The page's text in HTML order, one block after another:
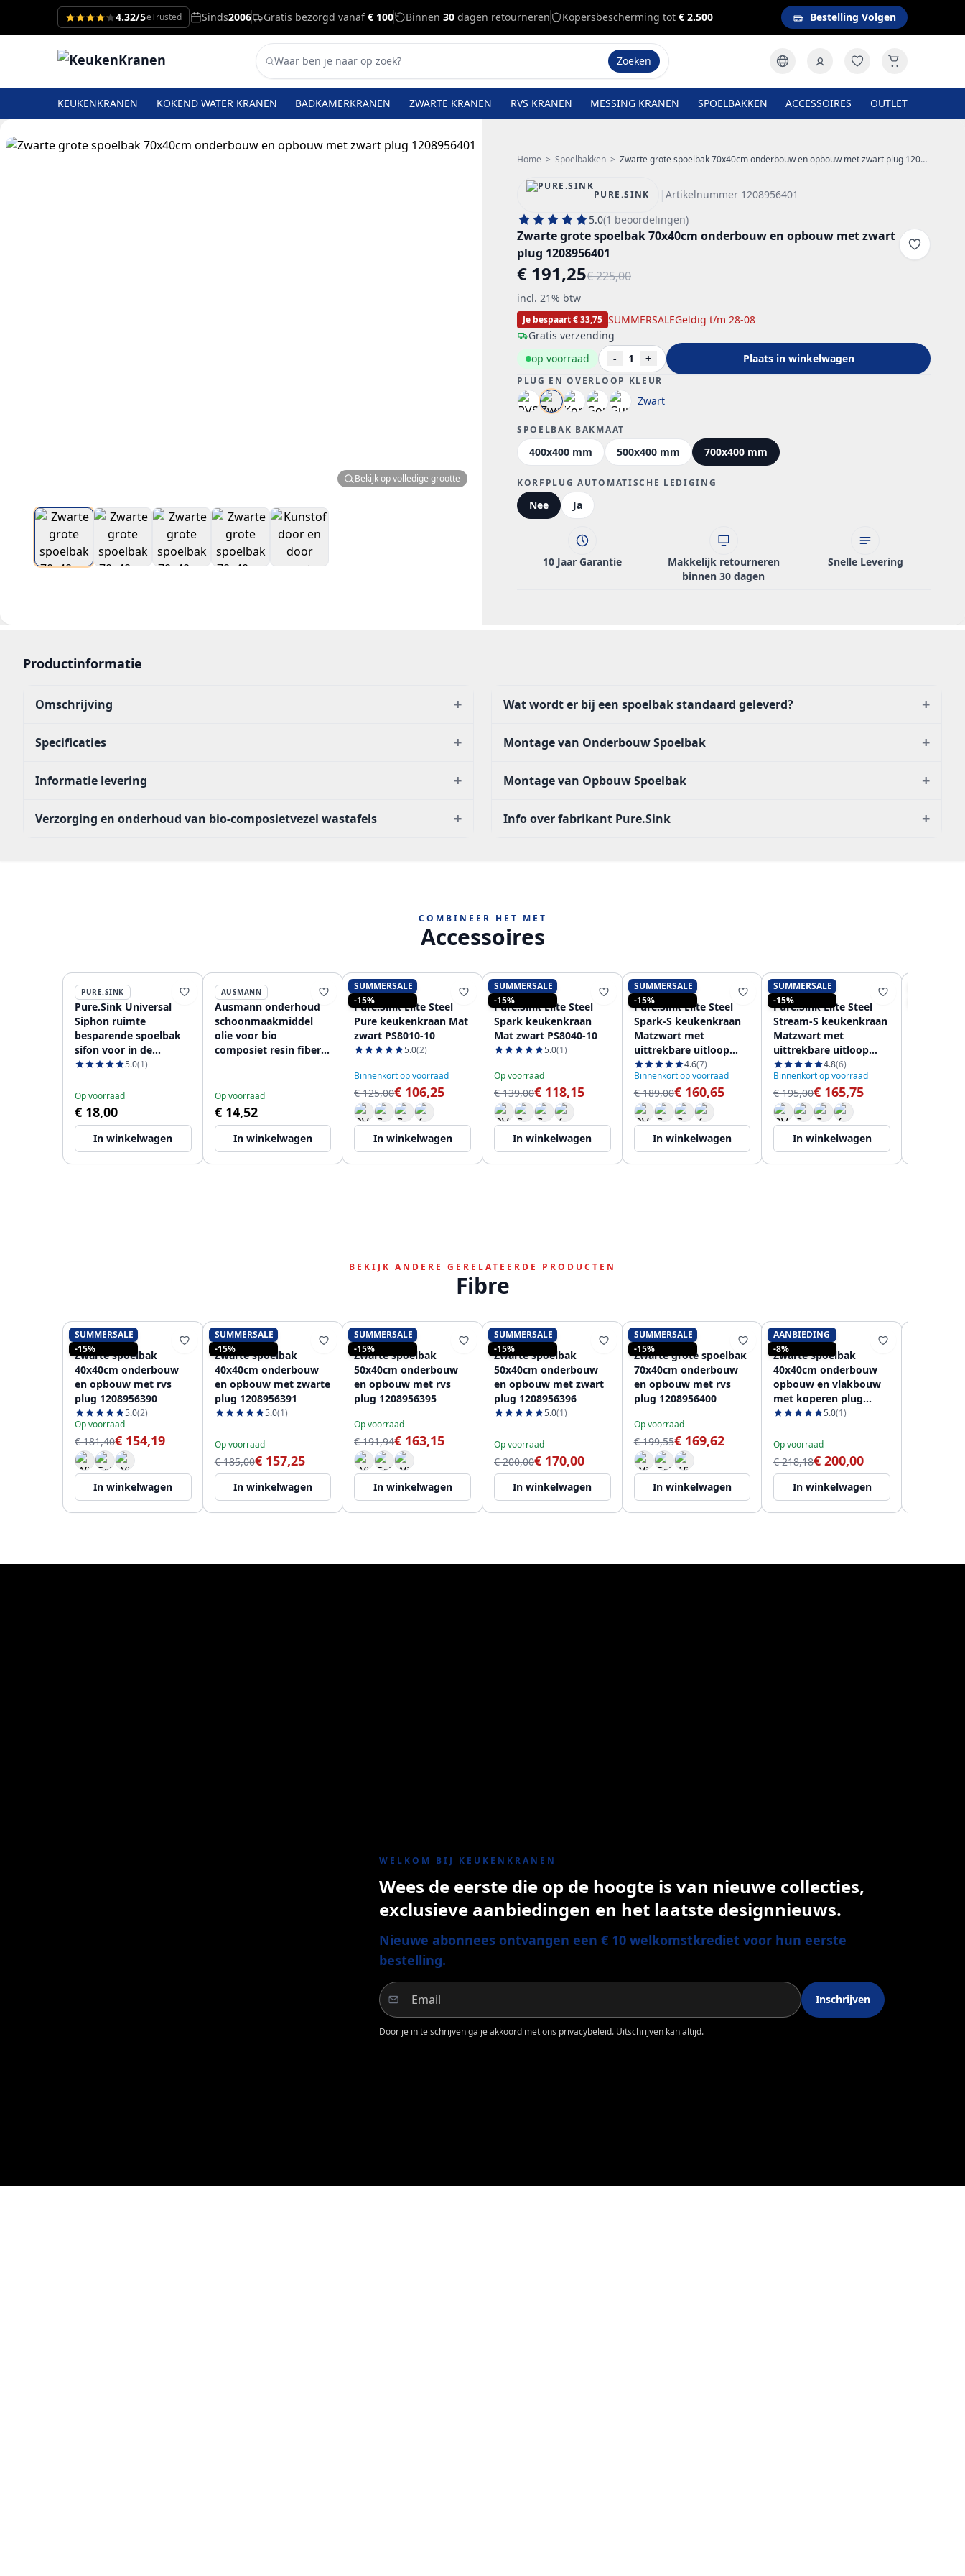
4.32/5eTrusted Sinds2006 Gratis bezorgd vanaf€ 100 Binnen 30 dagen retourneren Kopersbescherming tot € 2.500 Bestelling Volgen
Zoeken
KEUKENKRANEN KOKEND WATER KRANEN BADKAMERKRANEN ZWARTE KRANEN RVS KRANEN MESSING KRANEN SPOELBAKKEN ACCESSOIRES OUTLET
Bekijk op volledige grootte
Home > Spoelbakken > Zwarte grote spoelbak 70x40cm onderbouw en opbouw met zwart plug 1208956401
PURE.SINK | Artikelnummer 1208956401
5.0(1 beoordelingen)
Zwarte grote spoelbak 70x40cm onderbouw en opbouw met zwart
plug 1208956401
€ 191,25€ 225,00
incl. 21% btw
Je bespaart € 33,75 SUMMERSALEGeldig t/m 28-08
Gratis verzending
op voorraad
- 1 + Plaats in winkelwagen
PLUG EN OVERLOOP KLEUR
Zwart
SPOELBAK BAKMAAT
400x400 mm 500x400 mm 700x400 mm
KORFPLUG AUTOMATISCHE LEDIGING
Nee Ja
10 Jaar Garantie
Makkelijk retourneren
binnen 30 dagen
Snelle Levering
Productinformatie
Omschrijving +
Specificaties +
Informatie levering +
Verzorging en onderhoud van bio-composietvezel wastafels +
Wat wordt er bij een spoelbak standaard geleverd? +
Montage van Onderbouw Spoelbak +
Montage van Opbouw Spoelbak +
Info over fabrikant Pure.Sink +
COMBINEER HET MET
Accessoires
PURE.SINK
Pure.Sink Universal
Siphon ruimte
besparende spoelbak
sifon voor in de
keuken met 2
aansluitingen WSTSSI-
32
5.0(1)
Op voorraad
€ 18,00
In winkelwagen
AUSMANN
Ausmann onderhoud
schoonmaakmiddel
olie voor bio
composiet resin fiber
Op voorraad
€ 14,52
In winkelwagen
SUMMERSALE
-15%
PURE.SINK
Pure.Sink Elite Steel
Pure keukenkraan Mat
zwart PS8010-10
5.0(2)
Binnenkort op voorraad
€ 125,00€ 106,25
In winkelwagen
SUMMERSALE
-15%
PURE.SINK
Pure.Sink Elite Steel
Spark keukenkraan
Mat zwart PS8040-10
5.0(1)
Op voorraad
€ 139,00€ 118,15
In winkelwagen
SUMMERSALE
-15%
PURE.SINK
Pure.Sink Elite Steel
Spark-S keukenkraan
Matzwart met
uittrekbare uitloop
PS8041-104.6(7)
Binnenkort op voorraad
€ 189,00€ 160,65
In winkelwagen
SUMMERSALE
-15%
PURE.SINK
Pure.Sink Elite Steel
Stream-S keukenkraan
Matzwart met
uittrekbare uitloop
PS8045-104.8(6)
Binnenkort op voorraad
€ 195,00€ 165,75
In winkelwagen
BEKIJK ANDERE GERELATEERDE PRODUCTEN
Fibre
SUMMERSALE
-15%
PURE.SINK
Zwarte spoelbak
40x40cm onderbouw
en opbouw met rvs
plug 1208956390
5.0(2)
Op voorraad
€ 181,40€ 154,19
In winkelwagen
SUMMERSALE
-15%
PURE.SINK
Zwarte spoelbak
40x40cm onderbouw
en opbouw met zwarte
plug 1208956391
5.0(1)
Op voorraad
€ 185,00€ 157,25
In winkelwagen
SUMMERSALE
-15%
PURE.SINK
Zwarte spoelbak
50x40cm onderbouw
en opbouw met rvs
plug 1208956395
Op voorraad
€ 191,94€ 163,15
In winkelwagen
SUMMERSALE
-15%
PURE.SINK
Zwarte spoelbak
50x40cm onderbouw
en opbouw met zwart
plug 1208956396
5.0(1)
Op voorraad
€ 200,00€ 170,00
In winkelwagen
SUMMERSALE
-15%
PURE.SINK
Zwarte grote spoelbak
70x40cm onderbouw
en opbouw met rvs
plug 1208956400
Op voorraad
€ 199,55€ 169,62
In winkelwagen
AANBIEDING
-8%
PURE.SINK
Zwarte spoelbak
40x40cm onderbouw
opbouw en vlakbouw
met koperen plug
12089680335.0(1)
Op voorraad
€ 218,18€ 200,00
In winkelwagen
WELKOM BIJ KEUKENKRANEN
Wees de eerste die op de hoogte is van nieuwe collecties,
exclusieve aanbiedingen en het laatste designnieuws.
Nieuwe abonnees ontvangen een € 10 welkomstkrediet voor hun eerste
bestelling.
Inschrijven
Door je in te schrijven ga je akkoord met ons privacybeleid. Uitschrijven kan altijd.